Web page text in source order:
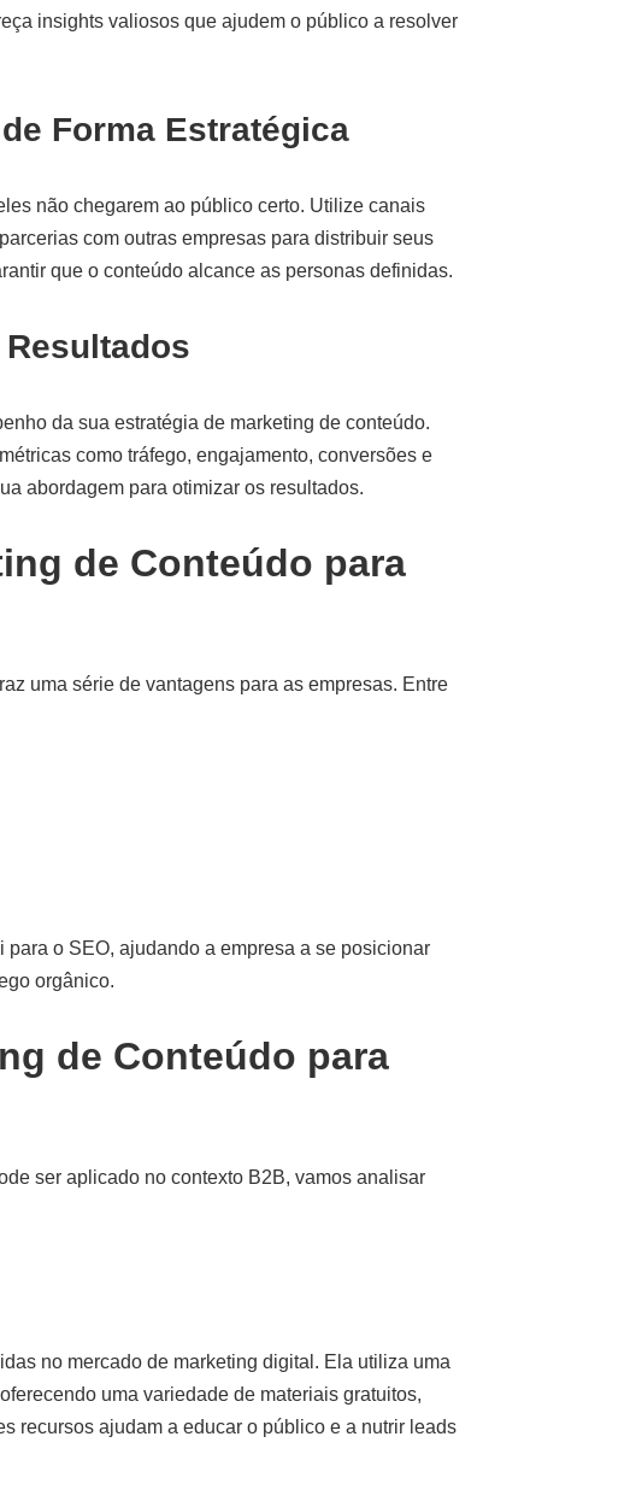
insights valiosos que ajudem o público a resolver
Forma Estratégica
não chegarem ao público certo. Utilize canais
com outras empresas para distribuir seus
que o conteúdo alcance as personas definidas.
da sua estratégia de marketing de conteúdo.
como tráfego, engajamento, conversões e
abordagem para otimizar os resultados.
de Conteúdo para
uma série de vantagens para as empresas. Entre
o SEO, ajudando a empresa a se posicionar
orgânico.
de Conteúdo para
ser aplicado no contexto B2B, vamos analisar
no mercado de marketing digital. Ela utiliza uma
uma variedade de materiais gratuitos,
recursos ajudam a educar o público e a nutrir leads